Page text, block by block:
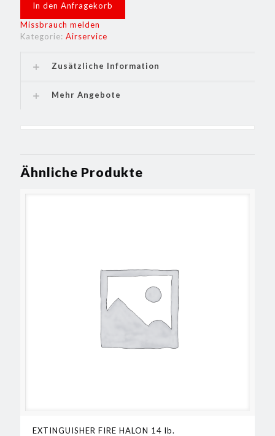
In den Anfragekorb
Missbrauch melden
Kategorie: Airservice
Zusätzliche Information
Mehr Angebote
Ähnliche Produkte
EXTINGUISHER FIRE HALON 14 lb.